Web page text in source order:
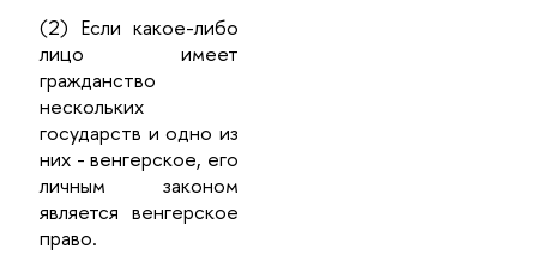
(2) Если какое-либо
лицо имеет
гражданство
нескольких
государств и одно из
них - венгерское, его
личным законом
является венгерское
право.